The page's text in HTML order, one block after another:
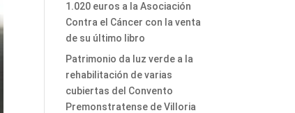
1.020 euros a la Asociación
Contra el Cáncer con la venta
de su último libro
Patrimonio da luz verde a la
rehabilitación de varias
cubiertas del Convento
Premonstratense de Villoria